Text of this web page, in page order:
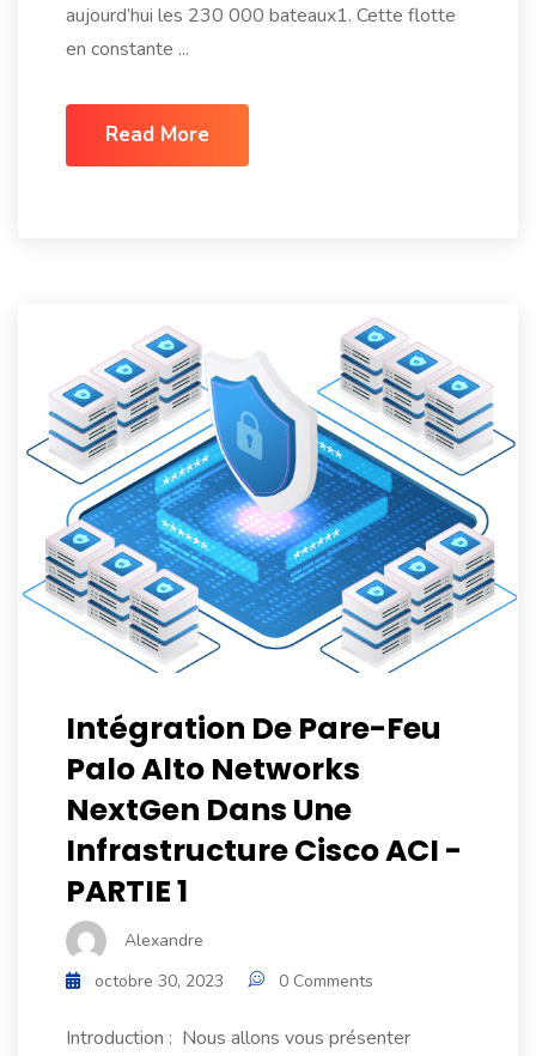
aujourd’hui les 230 000 bateaux1. Cette flotte
en constante ...
Read More
Intégration De Pare-Feu
Palo Alto Networks
NextGen Dans Une
Infrastructure Cisco ACI -
PARTIE 1
Alexandre
octobre 30, 2023
0 Comments
Introduction : Nous allons vous présenter